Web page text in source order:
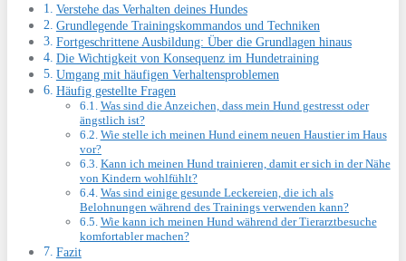
Verstehe das Verhalten deines Hundes
Grundlegende Trainingskommandos und Techniken
Fortgeschrittene Ausbildung: Über die Grundlagen hinaus
Die Wichtigkeit von Konsequenz im Hundetraining
Umgang mit häufigen Verhaltensproblemen
Häufig gestellte Fragen
Was sind die Anzeichen, dass mein Hund gestresst oder
ängstlich ist?
Wie stelle ich meinen Hund einem neuen Haustier im Haus
vor?
Kann ich meinen Hund trainieren, damit er sich in der Nähe
von Kindern wohlfühlt?
Was sind einige gesunde Leckereien, die ich als
Belohnungen während des Trainings verwenden kann?
Wie kann ich meinen Hund während der Tierarztbesuche
komfortabler machen?
Fazit